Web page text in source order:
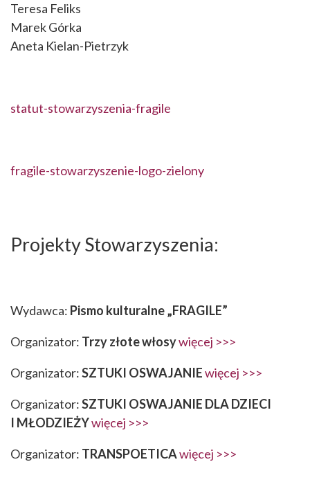
Teresa Feliks
Marek Górka
Aneta Kielan-Pietrzyk
statut-stowarzyszenia-fragile
fragile-stowarzyszenie-logo-zielony
Projekty Stowarzyszenia:
Wydawca: Pismo kulturalne „FRAGILE”
Organizator: Trzy złote włosywięcej >>>
Organizator:SZTUKI OSWAJANIEwięcej >>>
Organizator:SZTUKI OSWAJANIE DLA DZIECI
I MŁODZIEŻYwięcej >>>
Organizator: TRANSPOETICAwięcej >>>